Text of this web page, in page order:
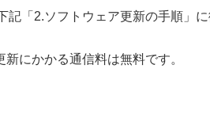
記 「2.ソフトウェア更新の手順」
にかかる通信料は無料です。